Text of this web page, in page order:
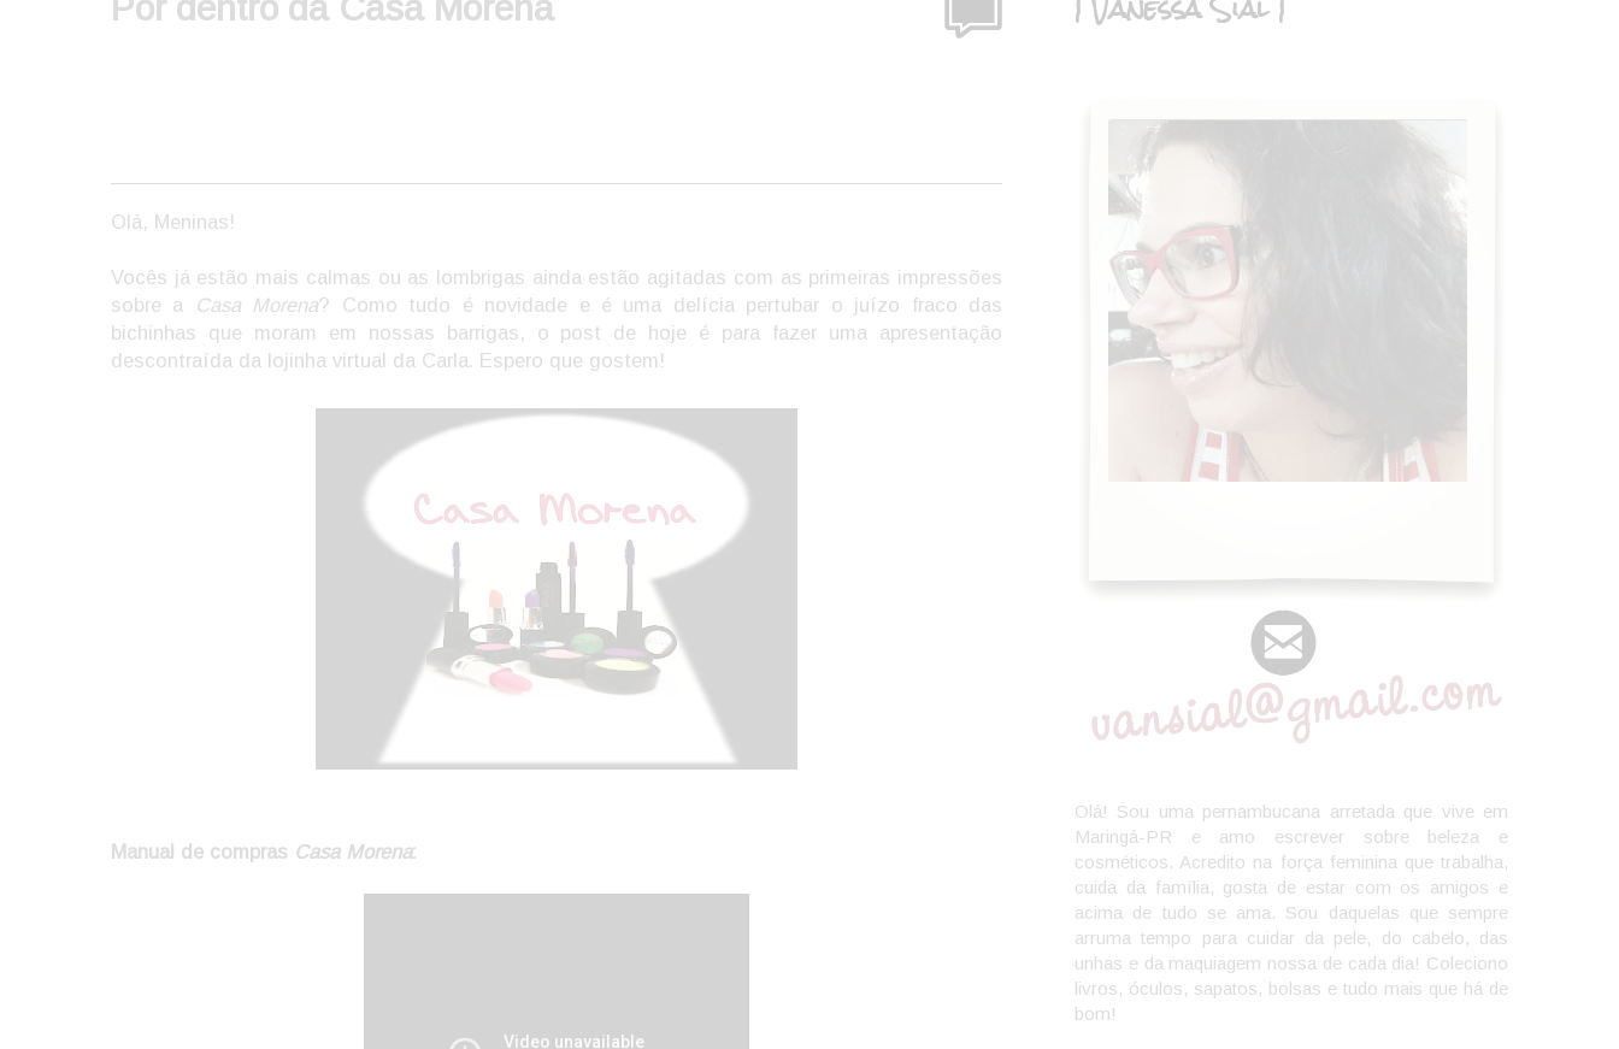
Olá, Meninas!
Vocês já estão mais calmas ou as lombrigas ainda estão agitadas com as primeiras impressões
sobre a
Casa Morena? Como tudo é novidade e é uma delícia pertubar o juízo fraco das
bichinhas que moram em nossas barrigas, o post de hoje é para fazer uma apresentação
descontraída da lojinha virtual da Carla. Espero que gostem!
Manual de compras Casa Morena:
Olá! Sou uma pernambucana arretada que vive em
Maringá-PR e amo escrever sobre beleza e
cosméticos. Acredito na força feminina que trabalha,
cuida da família, gosta de estar com os amigos e
acima de tudo se ama. Sou daquelas que sempre
arruma tempo para cuidar da pele, do cabelo, das
unhas e da maquiagem nossa de cada dia! Coleciono
livros, óculos, sapatos, bolsas e tudo mais que há de
bom!